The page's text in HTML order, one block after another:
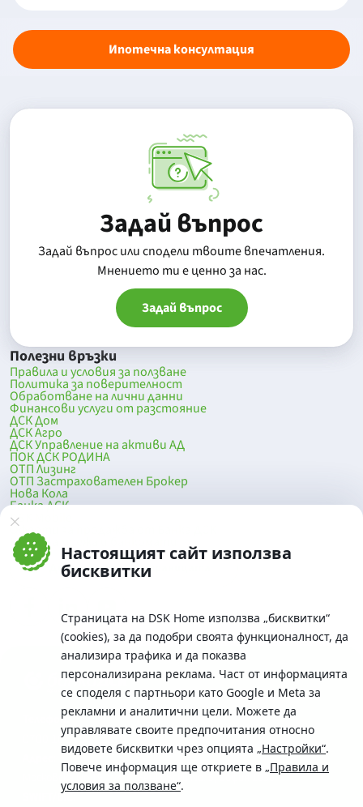
Настоящият сайт използва
бисквитки
Страницата на DSK Home използва „бисквитки“
(cookies), за да подобри своята функционалност, да
анализира трафика и да показва
персонализирана реклама. Част от информацията
се споделя с партньори като Google и Meta за
рекламни и аналитични цели. Можете да
управлявате своите предпочитания относно
видовете бисквитки чрез опцията „Настройки“.
Повече информация ще откриете в „Правила и
условия за ползване“.
Ипотечна консултация
Задай въпрос
Задай въпрос или сподели твоите впечатления.
Mнението ти е ценно за нас.
Задай въпрос
Полезни връзки
Правила и условия за ползване
Политика за поверителност
Обработване на лични данни
Финансови услуги от разстояние
ДСК Дом
ДСК Агро
ДСК Управление на активи АД
ПОК ДСК РОДИНА
ОТП Лизинг
ОТП Застрахователен Брокер
Нова Кола
Банка ДСК
DSK Mobile
Оферти за продажба от Банка ДСК
Клонова мрежа и банкомати
До началото на страницата
Телефон:
0700 10 375 / *2375
Московска No.19 / ул. Г. Бенковски No. 5, София 1036
SWIFT/BIC: